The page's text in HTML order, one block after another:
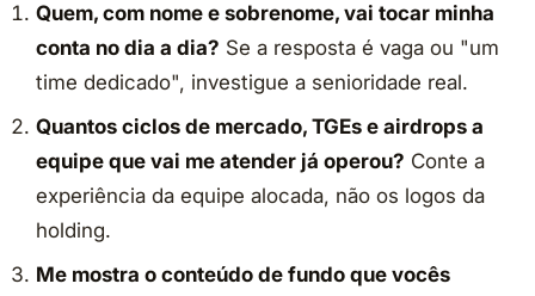
Quem, com nome e sobrenome, vai tocar minha
conta no dia a dia? Se a resposta é vaga ou "um
time dedicado", investigue a senioridade real.
Quantos ciclos de mercado, TGEs e airdrops a
equipe que vai me atender já operou? Conte a
experiência da equipe alocada, não os logos da
holding.
Me mostra o conteúdo de fundo que vocês